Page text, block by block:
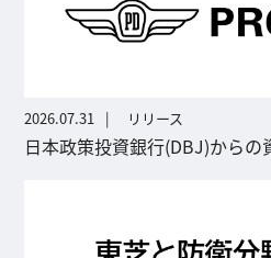
2026.07.31 リリース
日本政策投資銀行(DBJ)から